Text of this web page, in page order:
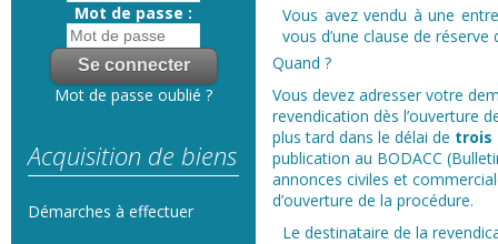
Mot de passe :
Mot de passe oublié ?
Acquisition de biens
Démarches à effectuer
Vous avez vendu à une
vous d’une clause de
Quand ?
Vous devez adresser votre
revendication dès l’ouverture
plus tard dans le délai de trois
publication au BODACC
annonces civiles et
d’ouverture de la procédure.
Le destinataire de la